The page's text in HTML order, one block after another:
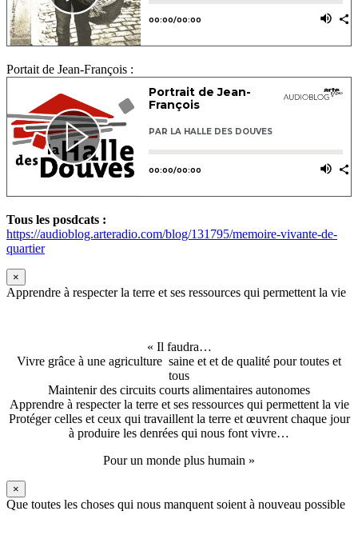
Portait de Jean-François :
Tous les posdcats :
https://audioblog.arteradio.com/blog/131795/memoire-vivante-de-
quartier
×
Apprendre à respecter la terre et ses ressources qui permettent la vie
« Il faudra…
Vivre grâce à une agriculture saine et et de qualité pour toutes et
tous
Maintenir des circuits courts alimentaires autonomes
Apprendre à respecter la terre et ses ressources qui permettent la vie
Protéger celles et ceux qui travaillent la terre et œuvrent chaque jour
à produire les denrées qui nous font vivre…
Pour un monde plus humain »
×
Que toutes les choses qui nous manquent soient à nouveau possible